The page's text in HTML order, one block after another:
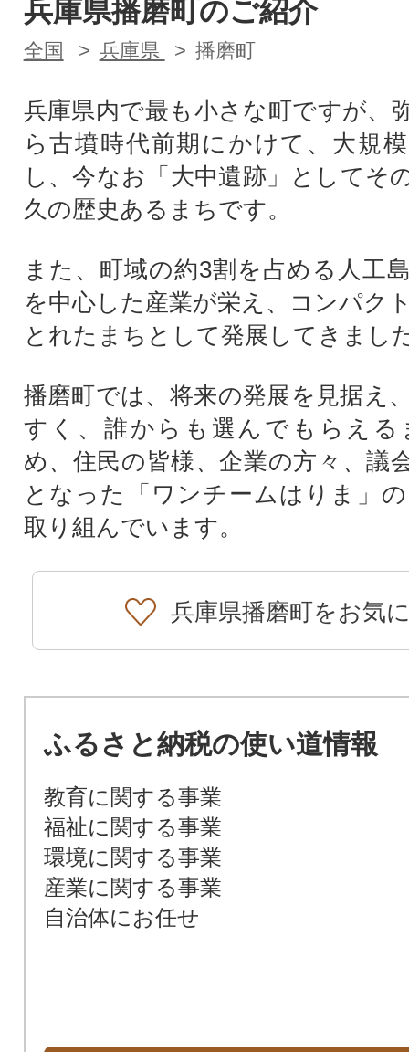
兵庫県播磨町のご紹介
全国 兵庫県 播磨町
兵庫県内で最も小さな町ですが、
ら古墳時代前期にかけて、大規
し、今なお「大中遺跡」としてそ
久の歴史あるまちです。
また、町域の約3割を占める人工
を中心した産業が栄え、コンパク
とれたまちとして発展してきまし
播磨町では、将来の発展を見据え
すく、誰からも選んでもらえる
め、住民の皆様、企業の方々、議
となった「ワンチームはりま」
取り組んでいます。
兵庫県播磨町をお気
ふるさと納税の使い道情報
教育に関する事業
福祉に関する事業
環境に関する事業
産業に関する事業
自治体にお任せ